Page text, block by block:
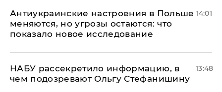
Антиукраинские настроения в Польше
меняются, но угрозы остаются: что
показало новое исследование
14:01
НАБУ рассекретило информацию, в
чем подозревают Ольгу Стефанишину
13:48